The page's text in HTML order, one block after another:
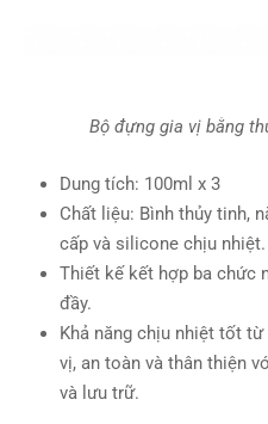
Bộ đựng gia vị bằng
Dung tích: 100ml x 3
Chất liệu: Bình thủy tinh,
cấp và silicone chịu nhiệt.
Thiết kế kết hợp ba chức
đầy.
Khả năng chịu nhiệt tốt
vị, an toàn và thân thiện
và lưu trữ.